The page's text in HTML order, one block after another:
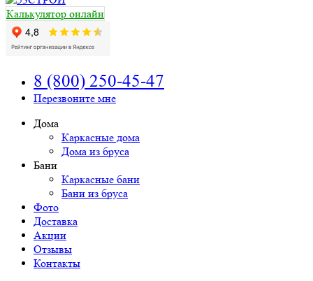
Калькулятор онлайн
8 (800) 250-45-47
Перезвоните мне
Дома
Каркасные дома
Дома из бруса
Бани
Каркасные бани
Бани из бруса
Фото
Доставка
Акции
Отзывы
Контакты